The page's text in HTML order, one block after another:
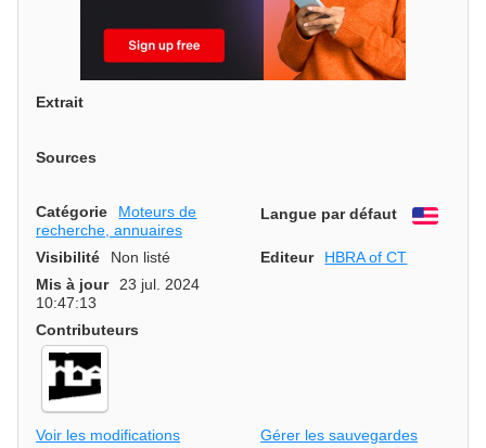
Extrait
Sources
Catégorie
Moteurs de
recherche, annuaires
Langue par défaut
Visibilité Non listé Editeur
HBRA of CT
Mis à jour
23 jul. 2024
10:47:13
Contributeurs
Voir les modifications Gérer les sauvegardes